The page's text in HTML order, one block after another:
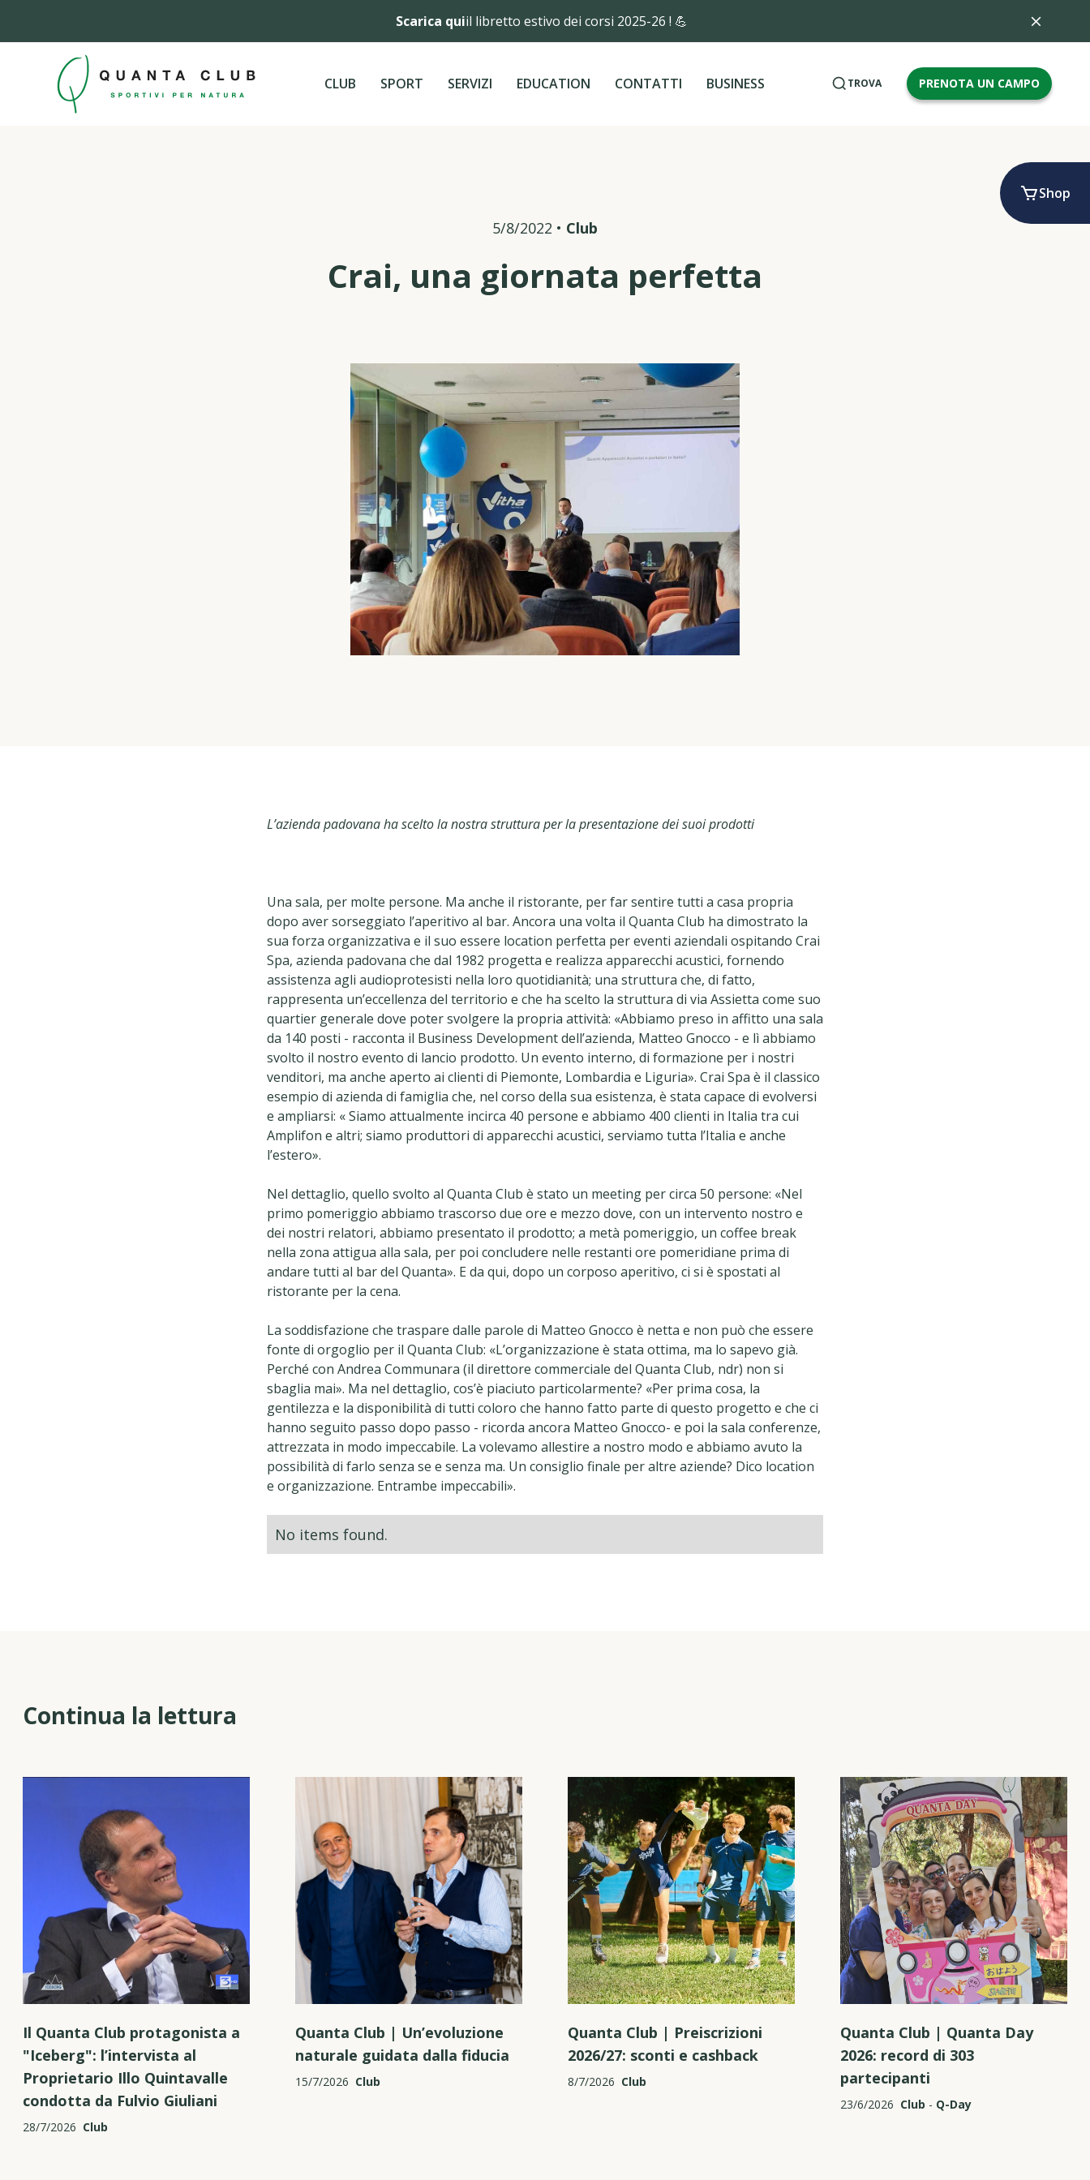
Scarica quiil libretto estivo dei corsi 2025-26 ! 💪
Shop
CLUB SPORT SERVIZI EDUCATION CONTATTI BUSINESS TROVA PRENOTA UN CAMPO
5/8/2022 • Club
Crai, una giornata perfetta
L’azienda padovana ha scelto la nostra struttura per la presentazione dei suoi prodotti
Una sala, per molte persone. Ma anche il ristorante, per far sentire tutti a casa propria
dopo aver sorseggiato l’aperitivo al bar. Ancora una volta il Quanta Club ha dimostrato la
sua forza organizzativa e il suo essere location perfetta per eventi aziendali ospitando Crai
Spa, azienda padovana che dal 1982 progetta e realizza apparecchi acustici, fornendo
assistenza agli audioprotesisti nella loro quotidianità; una struttura che, di fatto,
rappresenta un’eccellenza del territorio e che ha scelto la struttura di via Assietta come suo
quartier generale dove poter svolgere la propria attività: «Abbiamo preso in affitto una sala
da 140 posti - racconta il Business Development dell’azienda, Matteo Gnocco - e lì abbiamo
svolto il nostro evento di lancio prodotto. Un evento interno, di formazione per i nostri
venditori, ma anche aperto ai clienti di Piemonte, Lombardia e Liguria». Crai Spa è il classico
esempio di azienda di famiglia che, nel corso della sua esistenza, è stata capace di evolversi
e ampliarsi: « Siamo attualmente incirca 40 persone e abbiamo 400 clienti in Italia tra cui
Amplifon e altri; siamo produttori di apparecchi acustici, serviamo tutta l’Italia e anche
l’estero».
Nel dettaglio, quello svolto al Quanta Club è stato un meeting per circa 50 persone: «Nel
primo pomeriggio abbiamo trascorso due ore e mezzo dove, con un intervento nostro e
dei nostri relatori, abbiamo presentato il prodotto; a metà pomeriggio, un coffee break
nella zona attigua alla sala, per poi concludere nelle restanti ore pomeridiane prima di
andare tutti al bar del Quanta». E da qui, dopo un corposo aperitivo, ci si è spostati al
ristorante per la cena.
La soddisfazione che traspare dalle parole di Matteo Gnocco è netta e non può che essere
fonte di orgoglio per il Quanta Club: «L’organizzazione è stata ottima, ma lo sapevo già.
Perché con Andrea Communara (il direttore commerciale del Quanta Club, ndr) non si
sbaglia mai». Ma nel dettaglio, cos’è piaciuto particolarmente? «Per prima cosa, la
gentilezza e la disponibilità di tutti coloro che hanno fatto parte di questo progetto e che ci
hanno seguito passo dopo passo - ricorda ancora Matteo Gnocco- e poi la sala conferenze,
attrezzata in modo impeccabile. La volevamo allestire a nostro modo e abbiamo avuto la
possibilità di farlo senza se e senza ma. Un consiglio finale per altre aziende? Dico location
e organizzazione. Entrambe impeccabili».
No items found.
Continua la lettura
Il Quanta Club protagonista a
"Iceberg": l’intervista al
Proprietario Illo Quintavalle
condotta da Fulvio Giuliani
28/7/2026 Club
Quanta Club | Un’evoluzione
naturale guidata dalla fiducia
15/7/2026 Club
Quanta Club | Preiscrizioni
2026/27: sconti e cashback
8/7/2026 Club
Quanta Club | Quanta Day
2026: record di 303
partecipanti
23/6/2026 Club - Q-Day